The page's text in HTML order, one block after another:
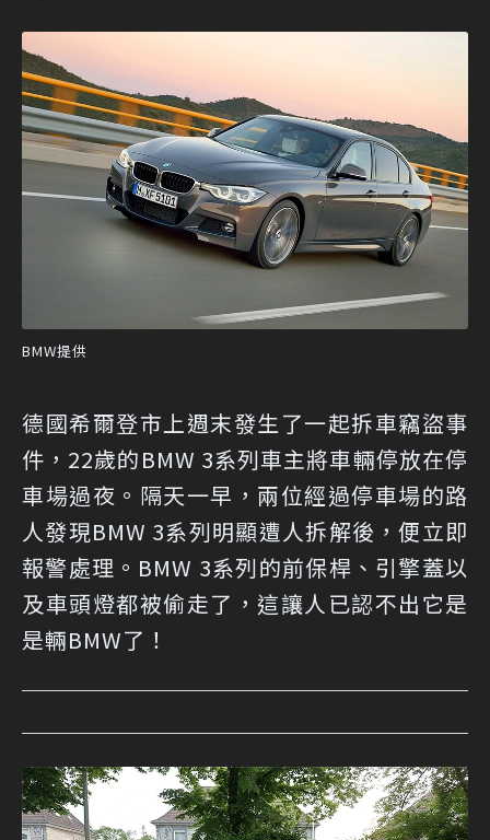
BMW提供
德國希爾登市上週末發生了一起拆車竊盜事
件，22歲的BMW 3系列車主將車輛停放在停
車場過夜。隔天一早，兩位經過停車場的路
人發現BMW 3系列明顯遭人拆解後，便立即
報警處理。BMW 3系列的前保桿、引擎蓋以
及車頭燈都被偷走了，這讓人已認不出它是
是輛BMW了！